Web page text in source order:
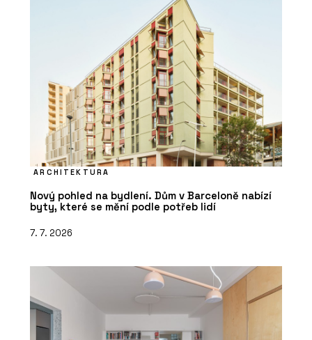
ARCHITEKTURA
Nový pohled na bydlení. Dům v Barceloně nabízí
byty, které se mění podle potřeb lidí
7. 7. 2026